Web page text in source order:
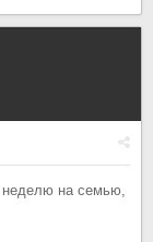
неделю на семью,